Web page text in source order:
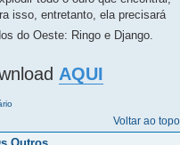
isso, entretanto, ela precisará
do Oeste: Ringo e Django.
AQUI
Voltar ao topo